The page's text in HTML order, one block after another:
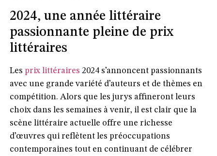
2024, une année littéraire
passionnante pleine de prix
littéraires
Les prix littéraires 2024 s’annoncent passionnants
avec une grande variété d’auteurs et de thèmes en
compétition. Alors que les jurys affineront leurs
choix dans les semaines à venir, il est clair que la
scène littéraire actuelle offre une richesse
d’œuvres qui reflètent les préoccupations
contemporaines tout en continuant de célébrer